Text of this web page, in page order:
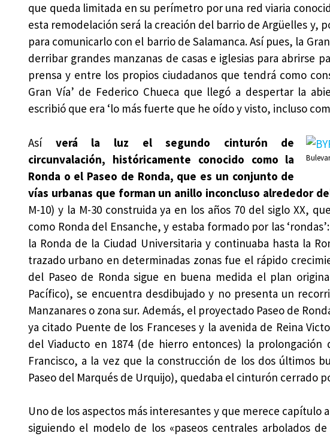
que queda limitada en su perímetro por una red viaria
esta remodelación será la creación del barrio de Argüelles y,
para comunicarlo con el barrio de Salamanca. Así pues, la
derribar grandes manzanas de casas e iglesias para abrirse
prensa y entre los propios ciudadanos que tendrá como
Gran Vía’ de Federico Chueca que llegó a despertar la
escribió que era ‘lo más fuerte que he oído y visto, incluso
Así verá la luz el segundo cinturón de
circunvalación, históricamente conocido como la
Ronda o el Paseo de Ronda, que es un conjunto de
vías urbanas que forman un anillo inconcluso alrededor
M-10) y la M-30 construida ya en los años 70 del siglo XX,
como Ronda del Ensanche, y estaba formado por las
la Ronda de la Ciudad Universitaria y continuaba hasta la
trazado urbano en determinadas zonas fue el rápido
del Paseo de Ronda sigue en buena medida el plan
Pacífico), se encuentra desdibujado y no presenta un
Manzanares o zona sur. Además, el proyectado Paseo de
ya citado Puente de los Franceses y la avenida de Reina
del Viaducto en 1874 (de hierro entonces) la
Francisco, a la vez que la construcción de los dos últimos
Paseo del Marqués de Urquijo), quedaba el cinturón cerrado
Uno de los aspectos más interesantes y que merece capítulo
siguiendo el modelo de los «paseos centrales arbolados